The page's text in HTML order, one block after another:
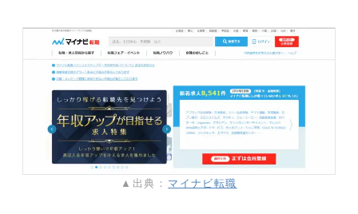
▲出典： マイナビ転職